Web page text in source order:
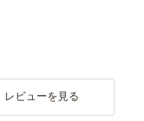
レビューを見る